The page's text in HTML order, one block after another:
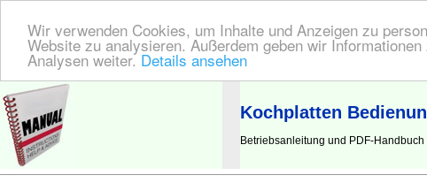
Wir verwenden Cookies, um Inhalte und Anzeigen zu
Website zu analysieren. Außerdem geben wir
Analysen weiter. Details ansehen
BEDIENUNGSANLEITUNG | Hier finden Sie die deutsche Anleitung!
Kochplatten
Betriebsanleitung und PDF-